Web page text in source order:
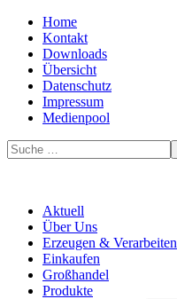
Home
Kontakt
Downloads
Übersicht
Datenschutz
Impressum
Medienpool
Aktuell
Über Uns
Erzeugen & Verarbeiten
Einkaufen
Großhandel
Produkte